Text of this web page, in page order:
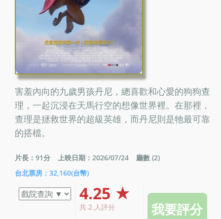
害羞內向的九歲男孩丹尼，總喜歡和心愛的狗狗查
理，一起沉浸在天馬行空的想像世界裡。在那裡，
查理是拯救世界的超級英雄，而丹尼則是牠最可靠
的搭檔。
片長：91分 上映日期：2026/07/24
廳數 (2)
台北票房：32,160(台幣)
4.25 ★
共 2 人評分